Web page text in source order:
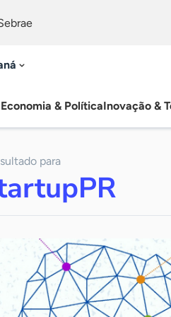
Economia & PolíticaInovação &
para